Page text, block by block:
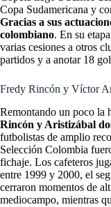
Copa Sudamericana y
Gracias a sus
colombiano. En su
varias cesiones a otros
partidos y a anotar 18
Fredy Rincón y Víctor
Remontando un poco la
Rincón y Aristizábal
futbolistas de amplio
Selección Colombia
fichaje. Los cafeteros
entre 1999 y 2000, el
cerraron momentos de
mediocampo, mientras